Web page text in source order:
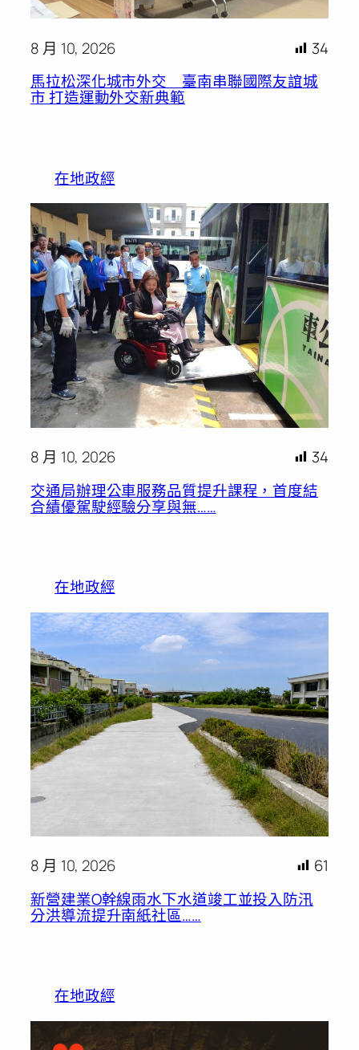
8 月 10, 2026
34
馬拉松深化城市外交 臺南串聯國際友誼城
市 打造運動外交新典範
在地政經
8 月 10, 2026
34
交通局辦理公車服務品質提升課程，首度結
合績優駕駛經驗分享與無……
在地政經
8 月 10, 2026
61
新營建業O幹線雨水下水道竣工並投入防汛
分洪導流提升南紙社區……
在地政經